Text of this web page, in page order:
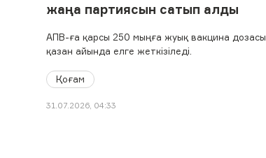
жаңа партиясын сатып алды
АПВ-ға қарсы 250 мыңға жуық вакцина дозасы
қазан айында елге жеткізіледі.
Қоғам
31.07.2026, 04:33